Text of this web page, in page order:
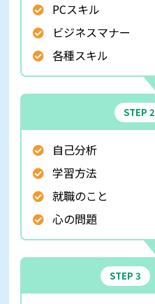
PCスキル
ビジネスマナー
各種スキル
STEP 2
自己分析
学習方法
就職のこと
心の問題
STEP 3